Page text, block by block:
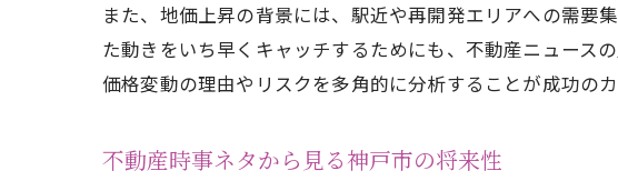
神戸
不動
神戸
また、地価上昇の背景には、駅近や再開発エリアへの需要
た動きをいち早くキャッチするためにも、不動産ニュース
価格変動の理由やリスクを多角的に分析することが成功のカ
不動産時事ネタから見る神戸市の将来性